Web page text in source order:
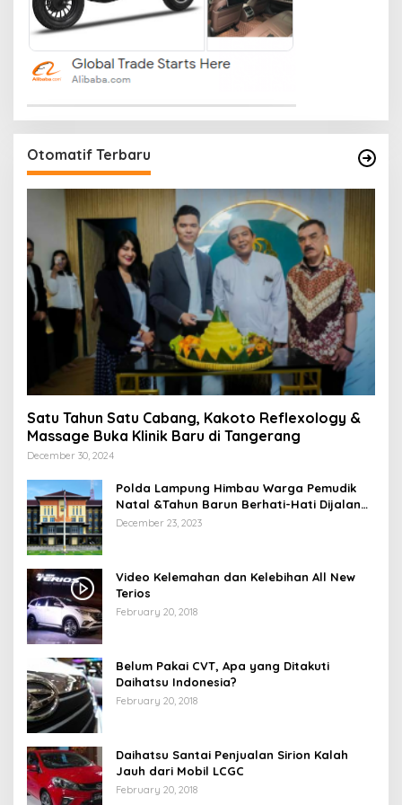
Otomatif Terbaru
Satu Tahun Satu Cabang, Kakoto Reflexology &
Massage Buka Klinik Baru di Tangerang
December 30, 2024
Polda Lampung Himbau Warga Pemudik
Natal &Tahun Barun Berhati-Hati Dijalan
Saat Melintas di -Titik Rawan Kecelakaan
December 23, 2023
Video Kelemahan dan Kelebihan All New
Terios
February 20, 2018
Belum Pakai CVT, Apa yang Ditakuti
Daihatsu Indonesia?
February 20, 2018
Daihatsu Santai Penjualan Sirion Kalah
Jauh dari Mobil LCGC
February 20, 2018